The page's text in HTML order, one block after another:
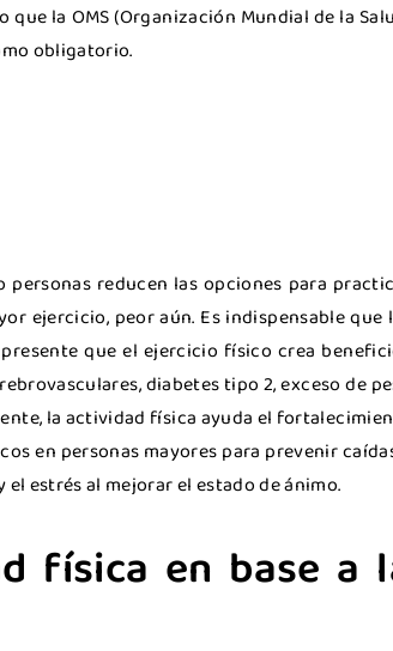
la OMS (Organización Mundial de la
obligatorio.
reducen las opciones para
ejercicio, peor aún. Es indispensable que
que el ejercicio físico crea
diabetes tipo 2, exceso de
la actividad física ayuda el
en personas mayores para prevenir
estrés al mejorar el estado de ánimo.
física en base a